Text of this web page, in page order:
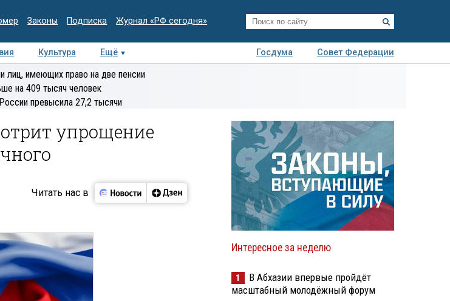
Законы Подписка Журнал «РФ сегодня»
Культура Ещё Госдума
Совет Федерации
Интервью Колумнисты
Деловая
лиц, имеющих право на две пенсии
на 409 тысяч человек
превысила 27,2 тысячи
упрощение
Читать нас в
Интересное за неделю
1
В Абхазии впервые пройдёт
масштабный молодёжный форум